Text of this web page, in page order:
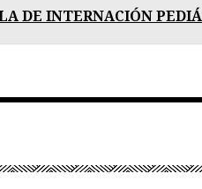
DE INTERNACIÓN